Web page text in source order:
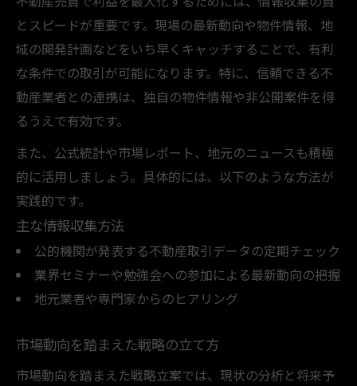
とスピードが重要です。現場の最新動向や物件情報、地
域の開発計画などをいち早くキャッチすることで、有利
な条件での取引が可能になります。特に、信頼できる不
動産業者との連携は、独自の物件情報や非公開案件を得
るうえで有効です。
また、公式統計や市場レポート、地元のニュースも積極
的に活用しましょう。具体的には、以下のような方法が
実践的です。
主な情報収集方法
公的機関が発表する不動産取引データの定期チェック
業界セミナーや勉強会への参加による最新動向の把握
地元業者や専門家からのヒアリング
市場動向を踏まえた戦略の立て方
市場動向を踏まえた戦略立案では、現状の分析と将来予